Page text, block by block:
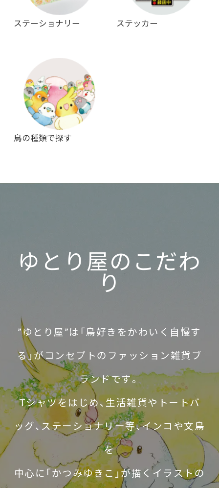
ステーショナリー ステッカー
鳥の種類で探す
ゆとり屋のこだわ
り
”ゆとり屋”は「鳥好きをかわいく自慢す
る」がコンセプトのファッション雑貨ブ
ランドです。
Tシャツをはじめ、生活雑貨やトートバ
ッグ、ステーショナリー等、インコや文鳥
を
中心に「かつみゆきこ」が描くイラストの